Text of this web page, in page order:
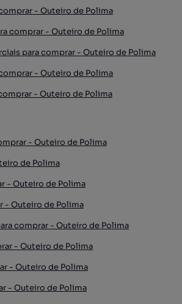
- Outeiro de Polima
comprar - Outeiro de Polima
para comprar - Outeiro de Polima
- Outeiro de Polima
- Outeiro de Polima
- Outeiro de Polima
de Polima
- Outeiro de Polima
- Outeiro de Polima
comprar - Outeiro de Polima
- Outeiro de Polima
- Outeiro de Polima
- Outeiro de Polima